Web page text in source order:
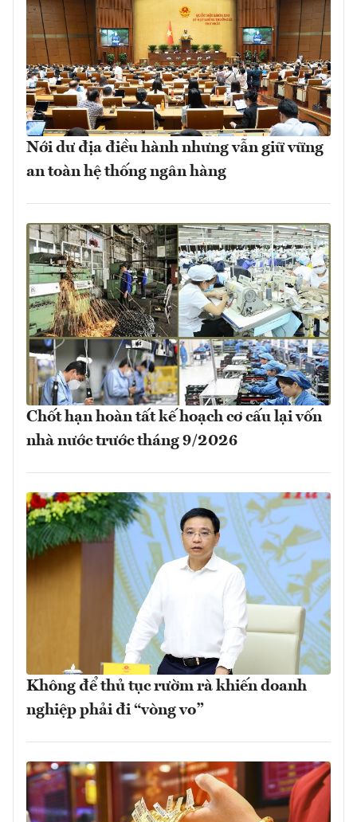
Nới dư địa điều hành nhưng vẫn giữ vững
an toàn hệ thống ngân hàng
Chốt hạn hoàn tất kế hoạch cơ cấu lại vốn
nhà nước trước tháng 9/2026
Không để thủ tục rườm rà khiến doanh
nghiệp phải đi “vòng vo”